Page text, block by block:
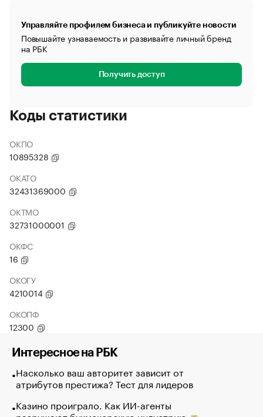
Управляйте профилем бизнеса и публикуйте новости
Повышайте узнаваемость и развивайте личный бренд
на РБК
Получить доступ
Коды статистики
ОКПО
10895328
ОКАТО
32431369000
ОКТМО
32731000001
ОКФС
16
ОКОГУ
4210014
ОКОПФ
12300
Интересное на РБК
Насколько ваш авторитет зависит от
атрибутов престижа? Тест для лидеров
Казино проиграло. Как ИИ-агенты